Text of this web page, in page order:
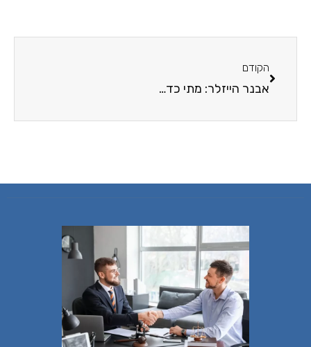
הקודם
אבנר הייזלר: מתי כדאי להיעזר בעורך דין למימוש זכויות רפואיות?